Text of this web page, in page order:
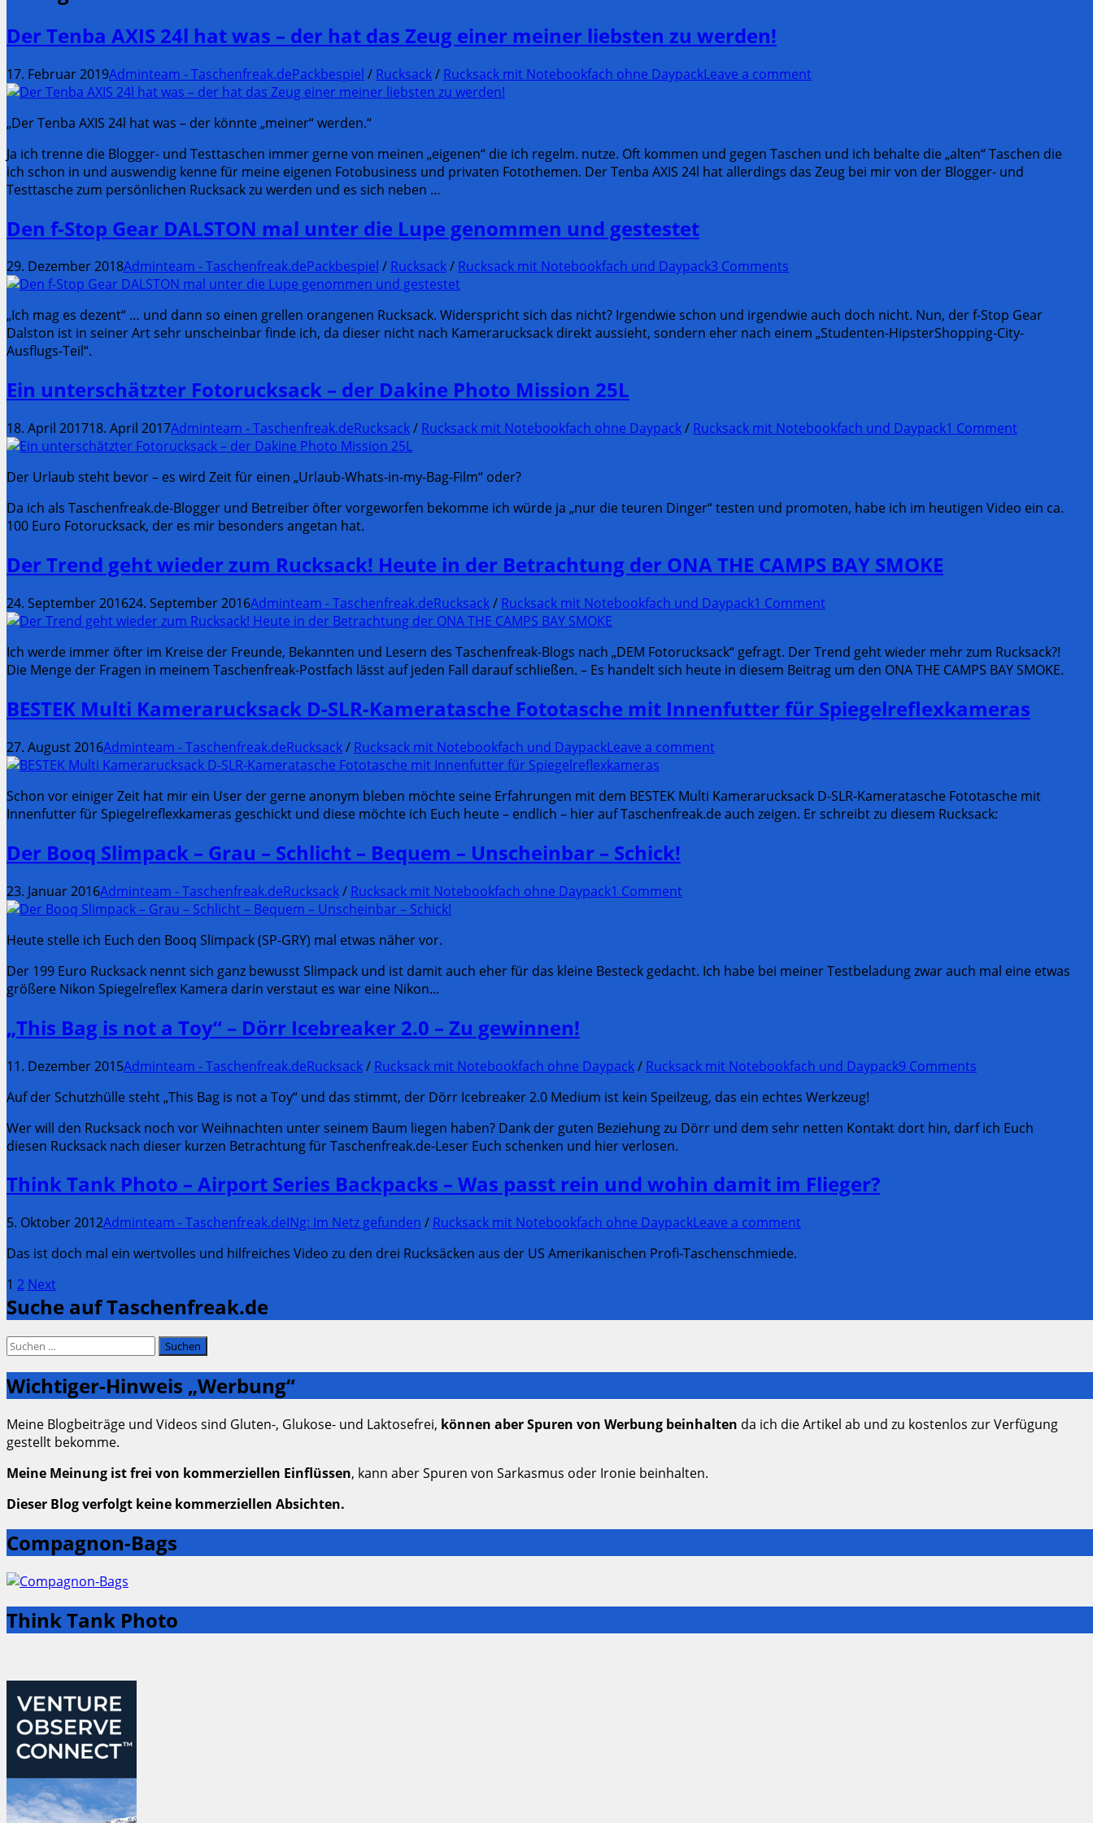
Der Tenba AXIS 24l hat was – der hat das Zeug einer meiner liebsten zu werden!
17. Februar 2019Adminteam - Taschenfreak.dePackbespiel / Rucksack/ Rucksack mit Notebookfach ohne DaypackLeave a comment
„Der Tenba AXIS 24l hat was – der könnte „meiner“ werden.“
Ja ich trenne die Blogger- und Testtaschen immer gerne von meinen „eigenen“ die ich regelm. nutze. Oft kommen und gegen Taschen und ich behalte die „alten“ Taschen die
ich schon in und auswendig kenne für meine eigenen Fotobusiness und privaten Fotothemen. Der Tenba AXIS 24l hat allerdings das Zeug bei mir von der Blogger- und
Testtasche zum persönlichen Rucksack zu werden und es sich neben …
Den f-Stop Gear DALSTON mal unter die Lupe genommen und gestestet
29. Dezember 2018Adminteam - Taschenfreak.dePackbespiel / Rucksack/ Rucksack mit Notebookfach und Daypack3 Comments
„Ich mag es dezent“ … und dann so einen grellen orangenen Rucksack. Widerspricht sich das nicht? Irgendwie schon und irgendwie auch doch nicht. Nun, der f-Stop Gear
Dalston ist in seiner Art sehr unscheinbar finde ich, da dieser nicht nach Kamerarucksack direkt aussieht, sondern eher nach einem „Studenten-HipsterShopping-City-
Ausflugs-Teil“.
Ein unterschätzter Fotorucksack – der Dakine Photo Mission 25L
18. April 201718. April 2017Adminteam - Taschenfreak.deRucksack/ Rucksack mit Notebookfach ohne Daypack/ Rucksack mit Notebookfach und Daypack1 Comment
Der Urlaub steht bevor – es wird Zeit für einen „Urlaub-Whats-in-my-Bag-Film“ oder?
Da ich als Taschenfreak.de-Blogger und Betreiber öfter vorgeworfen bekomme ich würde ja „nur die teuren Dinger“ testen und promoten, habe ich im heutigen Video ein ca.
100 Euro Fotorucksack, der es mir besonders angetan hat.
Der Trend geht wieder zum Rucksack! Heute in der Betrachtung der ONA THE CAMPS BAY SMOKE
24. September 201624. September 2016Adminteam - Taschenfreak.deRucksack/ Rucksack mit Notebookfach und Daypack1 Comment
Ich werde immer öfter im Kreise der Freunde, Bekannten und Lesern des Taschenfreak-Blogs nach „DEM Fotorucksack“ gefragt. Der Trend geht wieder mehr zum Rucksack?!
Die Menge der Fragen in meinem Taschenfreak-Postfach lässt auf jeden Fall darauf schließen. – Es handelt sich heute in diesem Beitrag um den ONA THE CAMPS BAY SMOKE.
BESTEK Multi Kamerarucksack D-SLR-Kameratasche Fototasche mit Innenfutter für Spiegelreflexkameras
27. August 2016Adminteam - Taschenfreak.deRucksack/ Rucksack mit Notebookfach und DaypackLeave a comment
Schon vor einiger Zeit hat mir ein User der gerne anonym bleben möchte seine Erfahrungen mit dem BESTEK Multi Kamerarucksack D-SLR-Kameratasche Fototasche mit
Innenfutter für Spiegelreflexkameras geschickt und diese möchte ich Euch heute – endlich – hier auf Taschenfreak.de auch zeigen. Er schreibt zu diesem Rucksack:
Der Booq Slimpack – Grau – Schlicht – Bequem – Unscheinbar – Schick!
23. Januar 2016Adminteam - Taschenfreak.deRucksack/ Rucksack mit Notebookfach ohne Daypack1 Comment
Heute stelle ich Euch den Booq Slimpack (SP-GRY) mal etwas näher vor.
Der 199 Euro Rucksack nennt sich ganz bewusst Slimpack und ist damit auch eher für das kleine Besteck gedacht. Ich habe bei meiner Testbeladung zwar auch mal eine etwas
größere Nikon Spiegelreflex Kamera darin verstaut es war eine Nikon…
„This Bag is not a Toy“ – Dörr Icebreaker 2.0 – Zu gewinnen!
11. Dezember 2015Adminteam - Taschenfreak.deRucksack/ Rucksack mit Notebookfach ohne Daypack/ Rucksack mit Notebookfach und Daypack9 Comments
Auf der Schutzhülle steht „This Bag is not a Toy“ und das stimmt, der Dörr Icebreaker 2.0 Medium ist kein Speilzeug, das ein echtes Werkzeug!
Wer will den Rucksack noch vor Weihnachten unter seinem Baum liegen haben? Dank der guten Beziehung zu Dörr und dem sehr netten Kontakt dort hin, darf ich Euch
diesen Rucksack nach dieser kurzen Betrachtung für Taschenfreak.de-Leser Euch schenken und hier verlosen.
Think Tank Photo – Airport Series Backpacks – Was passt rein und wohin damit im Flieger?
5. Oktober 2012Adminteam - Taschenfreak.deINg: Im Netz gefunden / Rucksack mit Notebookfach ohne DaypackLeave a comment
Das ist doch mal ein wertvolles und hilfreiches Video zu den drei Rucksäcken aus der US Amerikanischen Profi-Taschenschmiede.
Seitennummerierung
der
Beiträge
Page
1 Page
2 Next
Suche auf Taschenfreak.de
Suchen
Wichtiger-Hinweis „Werbung“
Meine Blogbeiträge und Videos sind Gluten-, Glukose- und Laktosefrei, können aber Spuren von Werbung beinhalten da ich die Artikel ab und zu kostenlos zur Verfügung
gestellt bekomme.
Meine Meinung ist frei von kommerziellen Einflüssen, kann aber Spuren von Sarkasmus oder Ironie beinhalten.
Dieser Blog verfolgt keine kommerziellen Absichten.
Compagnon-Bags
Think Tank Photo